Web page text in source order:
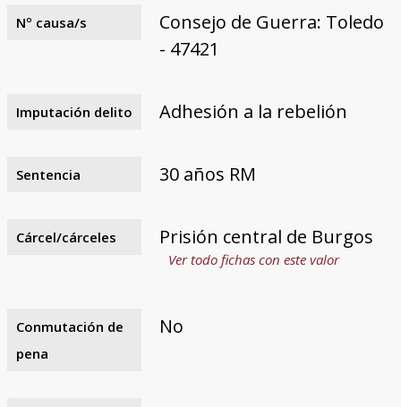
Nº causa/s
Consejo de Guerra: Toledo
- 47421
Imputación delito Adhesión a la rebelión
Sentencia 30 años RM
Cárcel/cárceles Prisión central de Burgos
Ver todo fichas con este valor
Conmutación de
pena
No